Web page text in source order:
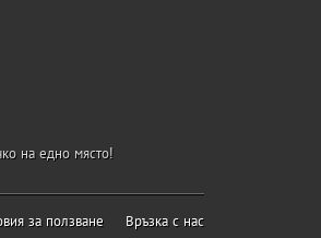
на едно място!
за ползване Връзка с нас